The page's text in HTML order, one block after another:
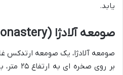
یابد.
صومعه آلادژا (Aladzha Monastery)
صومعه آلادژا، یک صومعه ارتدکس
بر روی